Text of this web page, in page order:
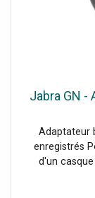
Jabra GN -
Adaptateur
enregistrés
d'un